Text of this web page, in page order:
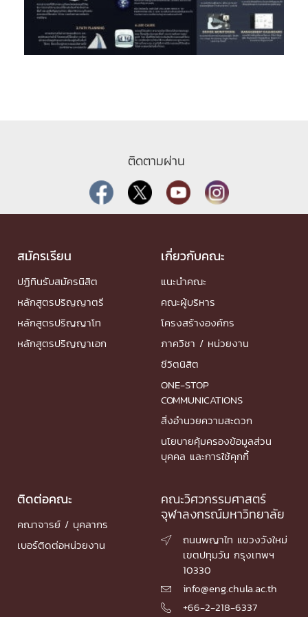
ติดตามผ่าน
สมัครเรียน
ปฏิทินรับสมัครนิสิต
หลักสูตรปริญญาตรี
หลักสูตรปริญญาโท
หลักสูตรปริญญาเอก
เกี่ยวกับคณะ
แนะนำคณะ
คณะผู้บริหาร
โครงสร้างองค์กร
ภาควิชา / หน่วยงาน
ชีวิตนิสิต
ONE-STOP
COMMUNICATIONS
สิ่งอำนวยความสะดวก
นโยบายคุ้มครองข้อมูลส่วน
บุคคล และการใช้คุกกี้
ติดต่อคณะ
คณาจารย์ / บุคลากร
เบอร์ติดต่อหน่วยงาน
คณะวิศวกรรมศาสตร์
จุฬาลงกรณ์มหาวิทยาลัย

ถนนพญาไท แขวงวังใหม่
เขตปทุมวัน กรุงเทพฯ
10330
 info@eng.chula.ac.th
 +66-2-218-6337